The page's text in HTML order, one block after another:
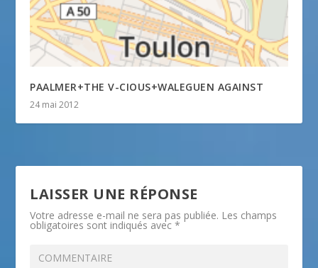
PAALMER+THE V-CIOUS+WALEGUEN AGAINST
24 mai 2012
LAISSER UNE RÉPONSE
Votre adresse e-mail ne sera pas publiée. Les champs
obligatoires sont indiqués avec*